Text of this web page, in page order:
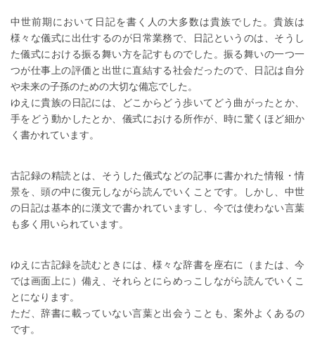
中世前期において日記を書く人の大多数は貴族でした。貴族は
様々な儀式に出仕するのが日常業務で、日記というのは、そうし
た儀式における振る舞い方を記すものでした。振る舞いの一つ一
つが仕事上の評価と出世に直結する社会だったので、日記は自分
や未来の子孫のための大切な備忘でした。
ゆえに貴族の日記には、どこからどう歩いてどう曲がったとか、
手をどう動かしたとか、儀式における所作が、時に驚くほど細か
く書かれています。
古記録の精読とは、そうした儀式などの記事に書かれた情報・情
景を、頭の中に復元しながら読んでいくことです。しかし、中世
の日記は基本的に漢文で書かれていますし、今では使わない言葉
も多く用いられています。
ゆえに古記録を読むときには、様々な辞書を座右に（または、今
では画面上に）備え、それらとにらめっこしながら読んでいくこ
とになります。
ただ、辞書に載っていない言葉と出会うことも、案外よくあるの
です。